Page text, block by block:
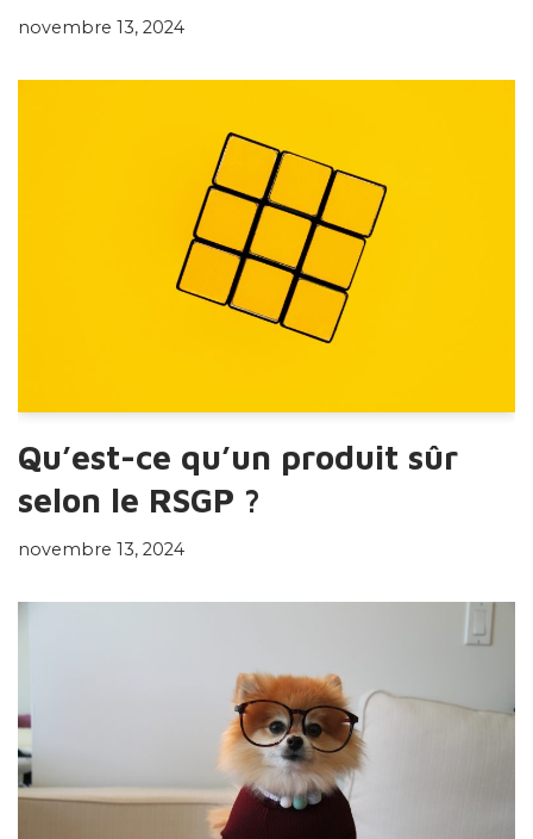
novembre 13, 2024
Qu’est-ce qu’un produit sûr
selon le RSGP ?
novembre 13, 2024